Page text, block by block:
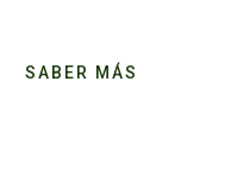
SABER MÁS